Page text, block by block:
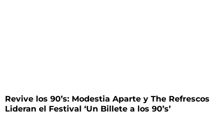
Revive los 90’s: Modestia Aparte y The Refrescos
Lideran el Festival ‘Un Billete a los 90’s’